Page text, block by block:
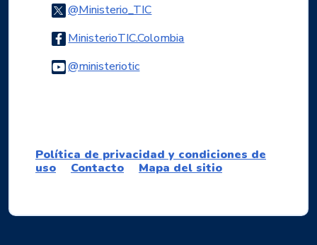
@Ministerio_TICLogo Twitter
MinisterioTIC.ColombiaLogo Facebook
@ministerioticLogo Youtube
Política de privacidad y condiciones de
uso
Contacto Mapa del sitio